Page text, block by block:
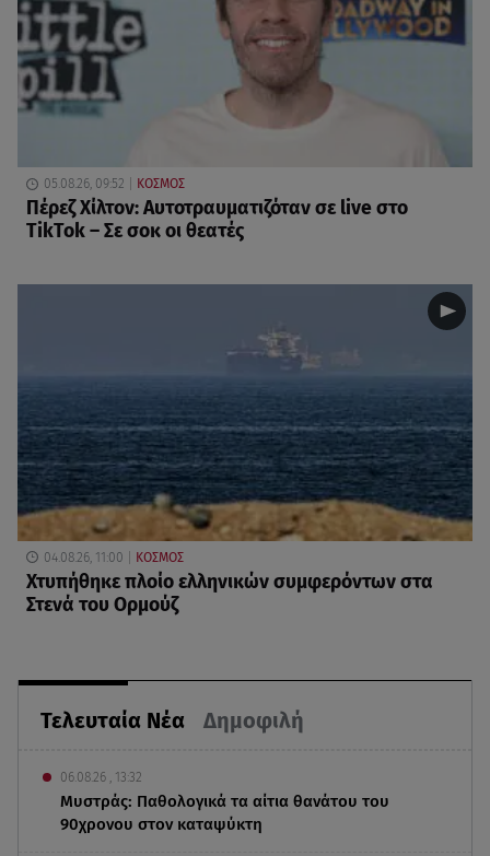
Τελευταία Νέα Δημοφιλή
06.08.26 , 13:32
Μυστράς: Παθολογικά τα αίτια θανάτου του
90χρονου στον καταψύκτη
05.08.26, 09:52 ΚΟΣΜΟΣ
Πέρεζ Χίλτον: Αυτοτραυματιζόταν σε live στο
TikTok – Σε σοκ οι θεατές
04.08.26, 11:00 ΚΟΣΜΟΣ
Χτυπήθηκε πλοίο ελληνικών συμφερόντων στα
Στενά του Ορμούζ